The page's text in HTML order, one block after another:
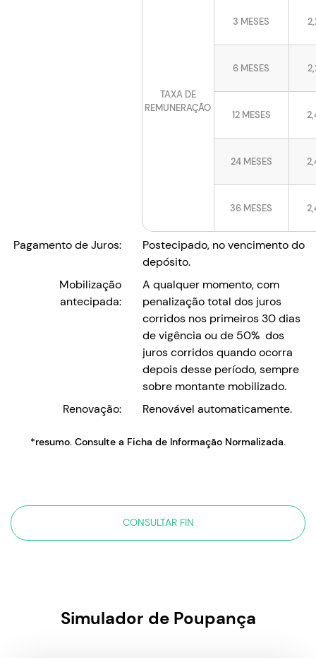
TAXA DE
REMUNERAÇÃO
3 MESES
6 MESES
12 MESES
24 MESES
36 MESES
Pagamento de Juros:
Postecipado, no vencimento do
depósito.
Mobilização
antecipada:
A qualquer momento, com
penalização total dos juros
corridos nos primeiros 30 dias
de vigência ou de 50% dos
juros corridos quando ocorra
depois desse período, sempre
sobre montante mobilizado.
Renovação:
Renovável automaticamente.
*resumo. Consulte a Ficha de Informação Normalizada.
CONSULTAR FIN
Simulador de Poupança